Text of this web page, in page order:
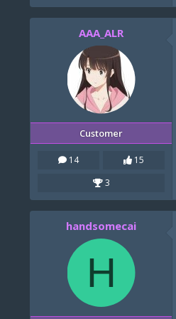
AAA_ALR
Customer
14
15
3
handsomecai
H